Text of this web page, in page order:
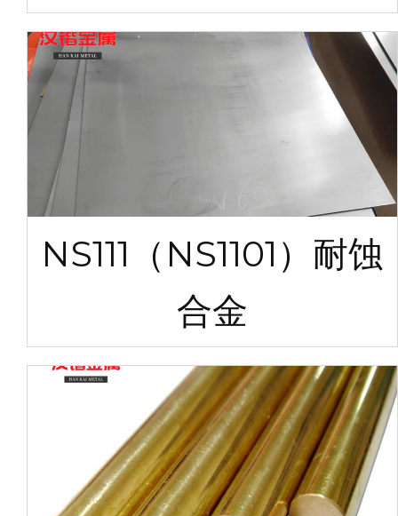
NS111（NS1101）耐蚀
合金